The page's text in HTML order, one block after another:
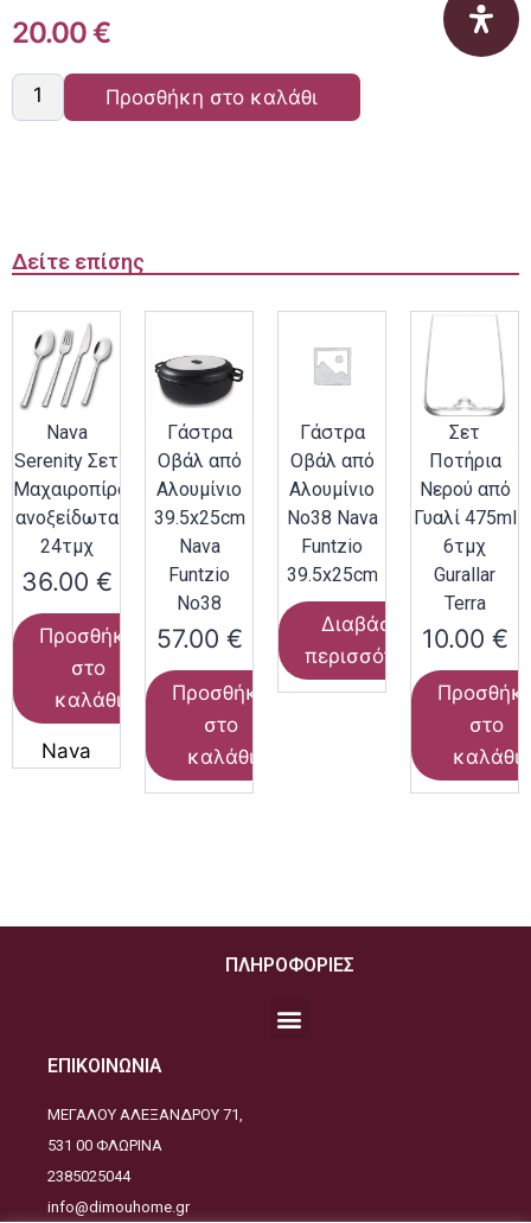
20.00€
Προσθήκη στο καλάθι
Δείτε επίσης
Nava
Serenity Σετ
Μαχαιροπίρουνα
ανοξείδωτα
24τμχ
36.00 €
Προσθήκη
στο
καλάθι
Nava
Γάστρα
Οβάλ από
Αλουμίνιο
39.5x25cm
Nava
Funtzio
Νο38
57.00 €
Προσθήκη
στο
καλάθι
Γάστρα
Οβάλ από
Αλουμίνιο
Νο38 Nava
Funtzio
39.5x25cm
Διαβάστε
περισσότερα
Σετ
Ποτήρια
Νερού από
Γυαλί 475ml
6τμχ
Gurallar
Terra
10.00 €
στο
καλάθι
ΠΛΗΡΟΦΟΡΙΕΣ
ΕΠΙΚΟΙΝΩΝΙΑ
ΜΕΓΑΛΟΥ ΑΛΕΞΑΝΔΡΟΥ 71,
531 00 ΦΛΩΡΙΝΑ
2385025044
info@dimouhome.gr